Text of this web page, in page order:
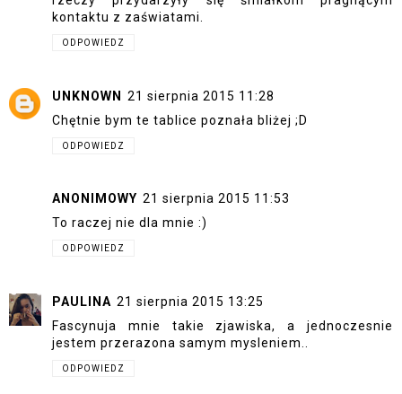
kontaktu z zaświatami.
ODPOWIEDZ
UNKNOWN 21 sierpnia 2015 11:28
Chętnie bym te tablice poznała bliżej ;D
ODPOWIEDZ
ANONIMOWY 21 sierpnia 2015 11:53
To raczej nie dla mnie :)
ODPOWIEDZ
PAULINA 21 sierpnia 2015 13:25
Fascynuja mnie takie zjawiska, a jednoczesnie
jestem przerazona samym mysleniem..
ODPOWIEDZ